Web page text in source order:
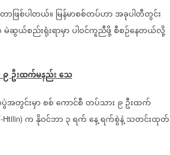
ာဖြစ်ပါတယ်။ မြန်မာစစ်တပ်ဟာအခုပါတီတွင်း
မဲဆွယ်စည်းရုံးရာမှာပါဝင်ကူညီဖို့စီစဉ်နေတယ်လို့
၉ ဦးထက်မနည်းသေ
တွင်းမှာစစ်ကောင်စီတပ်သား ၉ဦးထက်
Htilin) ကနိုဝင်ဘာ၃ရက်နေ့ရက်စွဲနဲ့သတင်းထုတ်